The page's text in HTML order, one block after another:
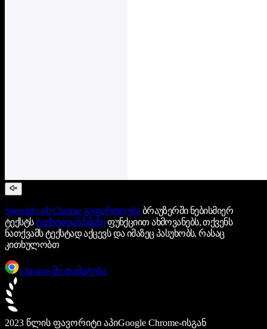
Speechify-ის Chrome გაფართოებაბრაუზერში ნებისმიერ
ტექსტსტექსტიდან ხმაზეფუნქციით ახმოვანებს, თქვენს
ნათქვამს ტექსტად აქცევს და იმაზეც პასუხობს, რასაც
კითხულობთ
Chrome-ში დამატება
2023 წლის ფავორიტი აპიGoogle Chrome-ისგან